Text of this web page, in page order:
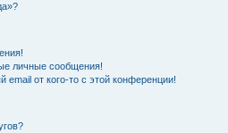
личные сообщения!
от кого-то с этой конференции!